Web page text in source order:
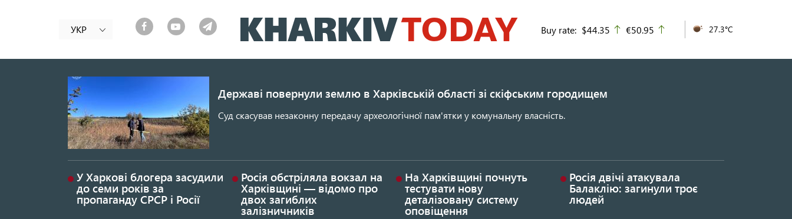
до
основного
УКР Buy rate: $44.35 up
€50.95 27.3°C
Державі повернули землю в Харківській області зі скіфським городищем
Суд скасував незаконну передачу археологічної пам'ятки у комунальну власність.
У Харкові блогера засудили
до семи років за
пропаганду СРСР і Росії
Росія обстріляла вокзал на
Харківщині — відомо про
двох загиблих
залізничників
На Харківщині почнуть
тестувати нову
деталізовану систему
оповіщення
Росія двічі атакувала
Балаклію: загинули троє
людей